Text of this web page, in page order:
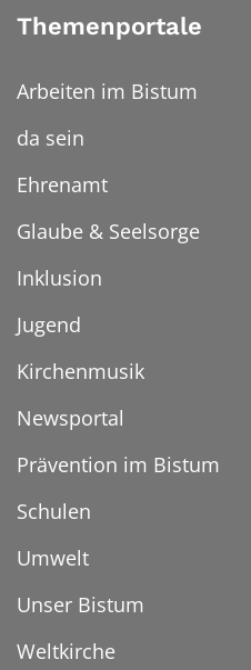
Themenportale
Arbeiten im Bistum
da sein
Ehrenamt
Glaube & Seelsorge
Inklusion
Jugend
Kirchenmusik
Newsportal
Prävention im Bistum
Schulen
Umwelt
Unser Bistum
Weltkirche